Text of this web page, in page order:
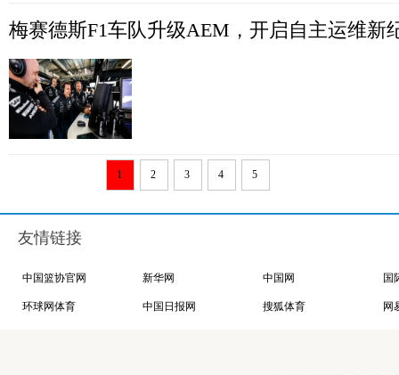
梅赛德斯F1车队升级AEM，开启自主运维新
1 2 3 4 5
友情链接
中国篮协官网 新华网 中国网 国
环球网体育 中国日报网 搜狐体育 网